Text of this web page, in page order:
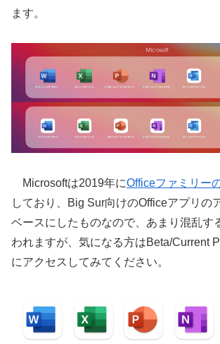
ます。
Microsoftは2019年にOfficeファミリー
しており、Big Sur向けのOfficeアプリの
ベースにしたものなので、あまり混乱す
われますが、気になる方はBeta/Current
にアクセスしてみてください。